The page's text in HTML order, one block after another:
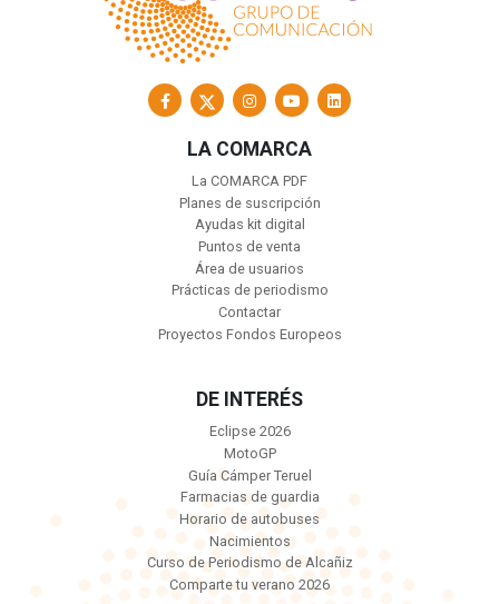
LA COMARCA
La COMARCA PDF
Planes de suscripción
Ayudas kit digital
Puntos de venta
Área de usuarios
Prácticas de periodismo
Contactar
Proyectos Fondos Europeos
DE INTERÉS
Eclipse 2026
MotoGP
Guía Cámper Teruel
Farmacias de guardia
Horario de autobuses
Nacimientos
Curso de Periodismo de Alcañiz
Comparte tu verano 2026